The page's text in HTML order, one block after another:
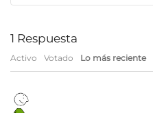
1 Respuesta
Activo Votado Lo más reciente